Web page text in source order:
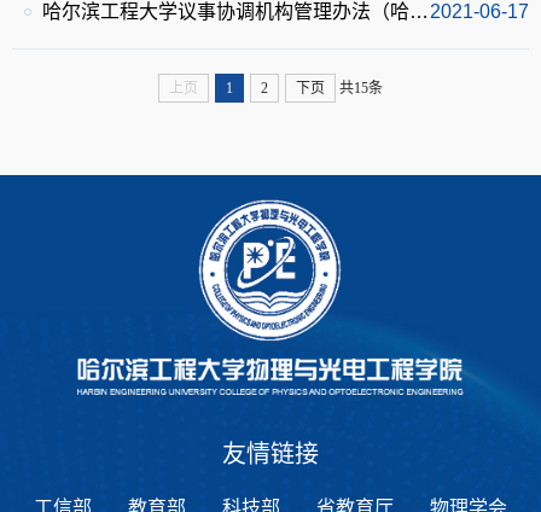
2021-06-17
哈尔滨工程大学议事协调机构管理办法（哈工程党发〔2021〕32号）
上页 1 2 下页 共15条
友情链接
工信部 教育部 科技部 省教育厅 物理学会